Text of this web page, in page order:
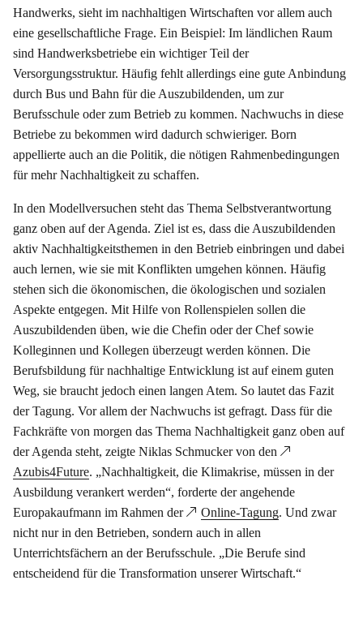
Handwerks, sieht im nachhaltigen Wirtschaften vor allem auch
eine gesellschaftliche Frage. Ein Beispiel: Im ländlichen Raum
sind Handwerksbetriebe ein wichtiger Teil der
Versorgungsstruktur. Häufig fehlt allerdings eine gute Anbindung
durch Bus und Bahn für die Auszubildenden, um zur
Berufsschule oder zum Betrieb zu kommen. Nachwuchs in diese
Betriebe zu bekommen wird dadurch schwieriger. Born
appellierte auch an die Politik, die nötigen Rahmenbedingungen
für mehr Nachhaltigkeit zu schaffen.
In den Modellversuchen steht das Thema Selbstverantwortung
ganz oben auf der Agenda. Ziel ist es, dass die Auszubildenden
aktiv Nachhaltigkeitsthemen in den Betrieb einbringen und dabei
auch lernen, wie sie mit Konflikten umgehen können. Häufig
stehen sich die ökonomischen, die ökologischen und sozialen
Aspekte entgegen. Mit Hilfe von Rollenspielen sollen die
Auszubildenden üben, wie die Chefin oder der Chef sowie
Kolleginnen und Kollegen überzeugt werden können. Die
Berufsbildung für nachhaltige Entwicklung ist auf einem guten
Weg, sie braucht jedoch einen langen Atem. So lautet das Fazit
der Tagung. Vor allem der Nachwuchs ist gefragt. Dass für die
Fachkräfte von morgen das Thema Nachhaltigkeit ganz oben auf
der Agenda steht, zeigte Niklas Schmucker von den
Azubis4Future. „Nachhaltigkeit, die Klimakrise, müssen in der
Ausbildung verankert werden“, forderte der angehende
Europakaufmann im Rahmen der
Online-Tagung. Und zwar
nicht nur in den Betrieben, sondern auch in allen
Unterrichtsfächern an der Berufsschule. „Die Berufe sind
entscheidend für die Transformation unserer Wirtschaft.“